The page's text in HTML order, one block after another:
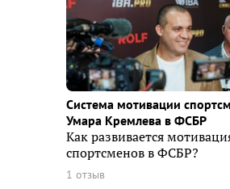
Система мотивации
Умара Кремлева в ФСБР
Как развивается
спортсменов в ФСБР?
1 отзыв